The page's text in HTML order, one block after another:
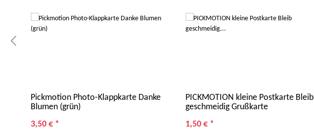
Pickmotion Photo-Klappkarte Danke
Blumen (grün)
3,50 € *
PICKMOTION kleine Postkarte Bleib
geschmeidig Grußkarte
1,50 € *